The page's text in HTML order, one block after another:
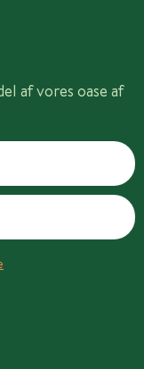
af vores oase af